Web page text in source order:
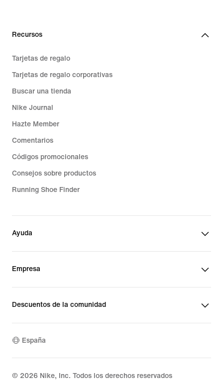
Recursos
Tarjetas de regalo
Tarjetas de regalo corporativas
Buscar una tienda
Nike Journal
Hazte Member
Comentarios
Códigos promocionales
Consejos sobre productos
Running Shoe Finder
Ayuda
Empresa
Descuentos de la comunidad
España
© 2026 Nike, Inc. Todos los derechos reservados